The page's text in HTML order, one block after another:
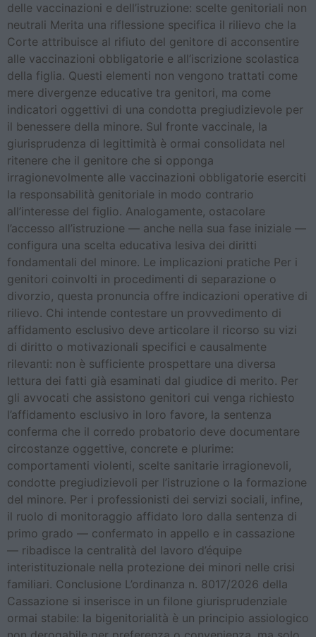
delle vaccinazioni e dell’istruzione: scelte genitoriali non
neutrali Merita una riflessione specifica il rilievo che la
Corte attribuisce al rifiuto del genitore di acconsentire
alle vaccinazioni obbligatorie e all’iscrizione scolastica
della figlia. Questi elementi non vengono trattati come
mere divergenze educative tra genitori, ma come
indicatori oggettivi di una condotta pregiudizievole per
il benessere della minore. Sul fronte vaccinale, la
giurisprudenza di legittimità è ormai consolidata nel
ritenere che il genitore che si opponga
irragionevolmente alle vaccinazioni obbligatorie eserciti
la responsabilità genitoriale in modo contrario
all’interesse del figlio. Analogamente, ostacolare
l’accesso all’istruzione — anche nella sua fase iniziale —
configura una scelta educativa lesiva dei diritti
fondamentali del minore. Le implicazioni pratiche Per i
genitori coinvolti in procedimenti di separazione o
divorzio, questa pronuncia offre indicazioni operative di
rilievo. Chi intende contestare un provvedimento di
affidamento esclusivo deve articolare il ricorso su vizi
di diritto o motivazionali specifici e causalmente
rilevanti: non è sufficiente prospettare una diversa
lettura dei fatti già esaminati dal giudice di merito. Per
gli avvocati che assistono genitori cui venga richiesto
l’affidamento esclusivo in loro favore, la sentenza
conferma che il corredo probatorio deve documentare
circostanze oggettive, concrete e plurime:
comportamenti violenti, scelte sanitarie irragionevoli,
condotte pregiudizievoli per l’istruzione o la formazione
del minore. Per i professionisti dei servizi sociali, infine,
il ruolo di monitoraggio affidato loro dalla sentenza di
primo grado — confermato in appello e in cassazione
— ribadisce la centralità del lavoro d’équipe
interistituzionale nella protezione dei minori nelle crisi
familiari. Conclusione L’ordinanza n. 8017/2026 della
Cassazione si inserisce in un filone giurisprudenziale
ormai stabile: la bigenitorialità è un principio assiologico